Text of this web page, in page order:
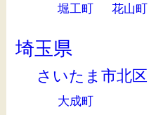
堀工町 花山町
埼玉県
さいたま市北区
大成町